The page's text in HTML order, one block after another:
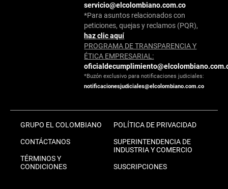
servicio@elcolombiano.com.co
*Para asuntos relacionados con
peticiones, quejas y reclamos (PQR),
haz clic aquí
PROGRAMA DE TRANSPARENCIA Y
ÉTICA EMPRESARIAL:
*Buzón exclusivo para notificaciones judiciales:
notificacionesjudiciales@elcolombiano.com.co
GRUPO EL COLOMBIANO
CONTÁCTANOS
TÉRMINOS Y
CONDICIONES
POLÍTICA DE PRIVACIDAD
SUPERINTENDENCIA DE
INDUSTRIA Y COMERCIO
SUSCRIPCIONES